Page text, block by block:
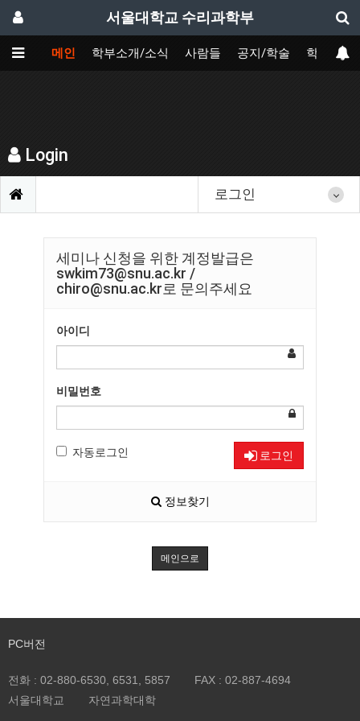
서울대학교 수리과학부
메인 학부소개/소식 사람들 공지/학술 학사
Login
로그인
세미나 신청을 위한 계정발급은
swkim73@snu.ac.kr /
chiro@snu.ac.kr로 문의주세요
아이디
비밀번호
자동로그인 로그인
정보찾기
메인으로
PC버전
전화 : 02-880-6530, 6531, 5857 FAX : 02-887-4694
서울대학교
자연과학대학